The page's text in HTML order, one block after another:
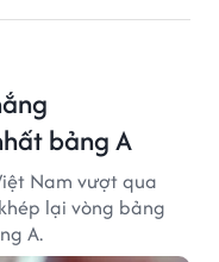
bảng A
Nam vượt qua
lại vòng bảng
A.